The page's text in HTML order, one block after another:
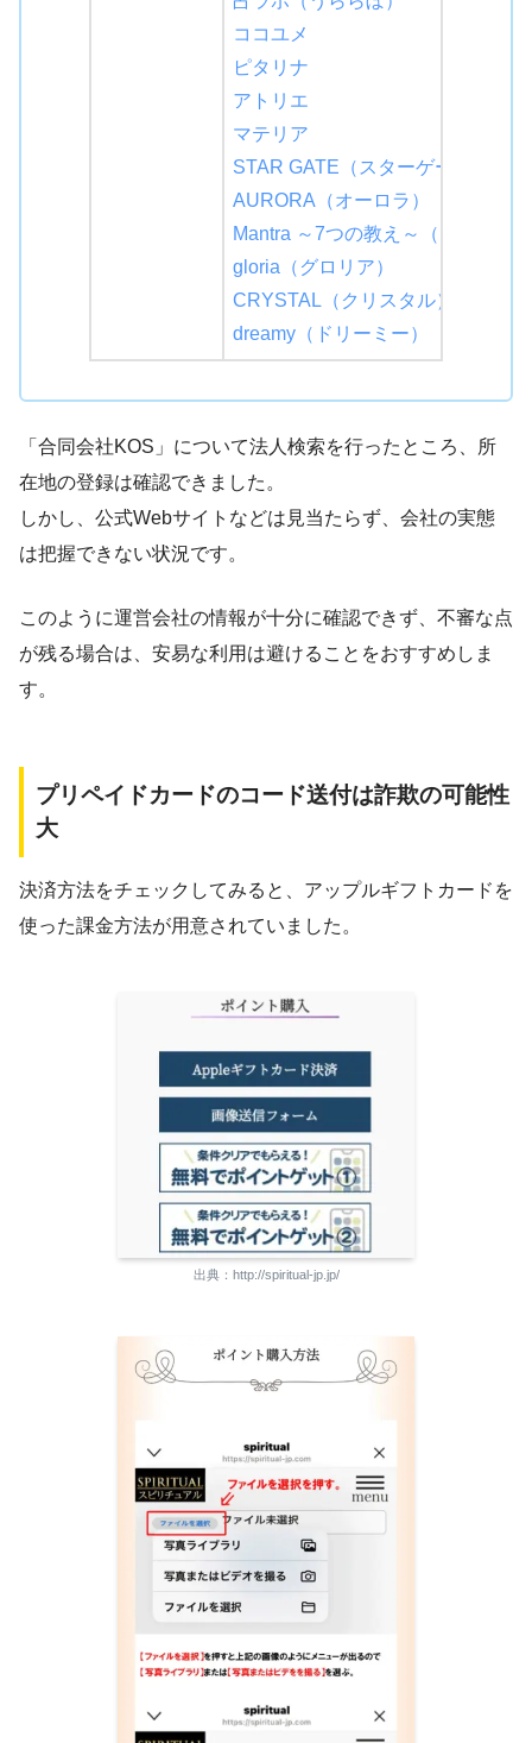
ココユメ
ピタリナ
アトリエ
マテリア
STAR GATE（スターゲート）
AURORA（オーロラ）
Mantra ～7つの教え～（マントラ
gloria（グロリア）
CRYSTAL（クリスタル）
dreamy（ドリーミー）
「合同会社KOS」について法人検索を行ったところ、所
在地の登録は確認できました。
しかし、公式Webサイトなどは見当たらず、会社の実態
は把握できない状況です。
このように運営会社の情報が十分に確認できず、不審な点
が残る場合は、安易な利用は避けることをおすすめしま
す。
プリペイドカードのコード送付は詐欺の可能性
大
決済方法をチェックしてみると、アップルギフトカードを
使った課金方法が用意されていました。
出典：http://spiritual-jp.jp/